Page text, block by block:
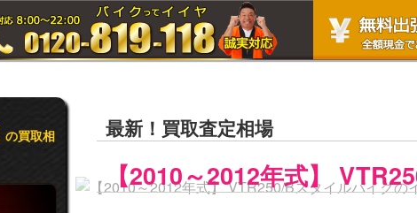
最新！買取査定相場
【2010～2012年式】
の買取相